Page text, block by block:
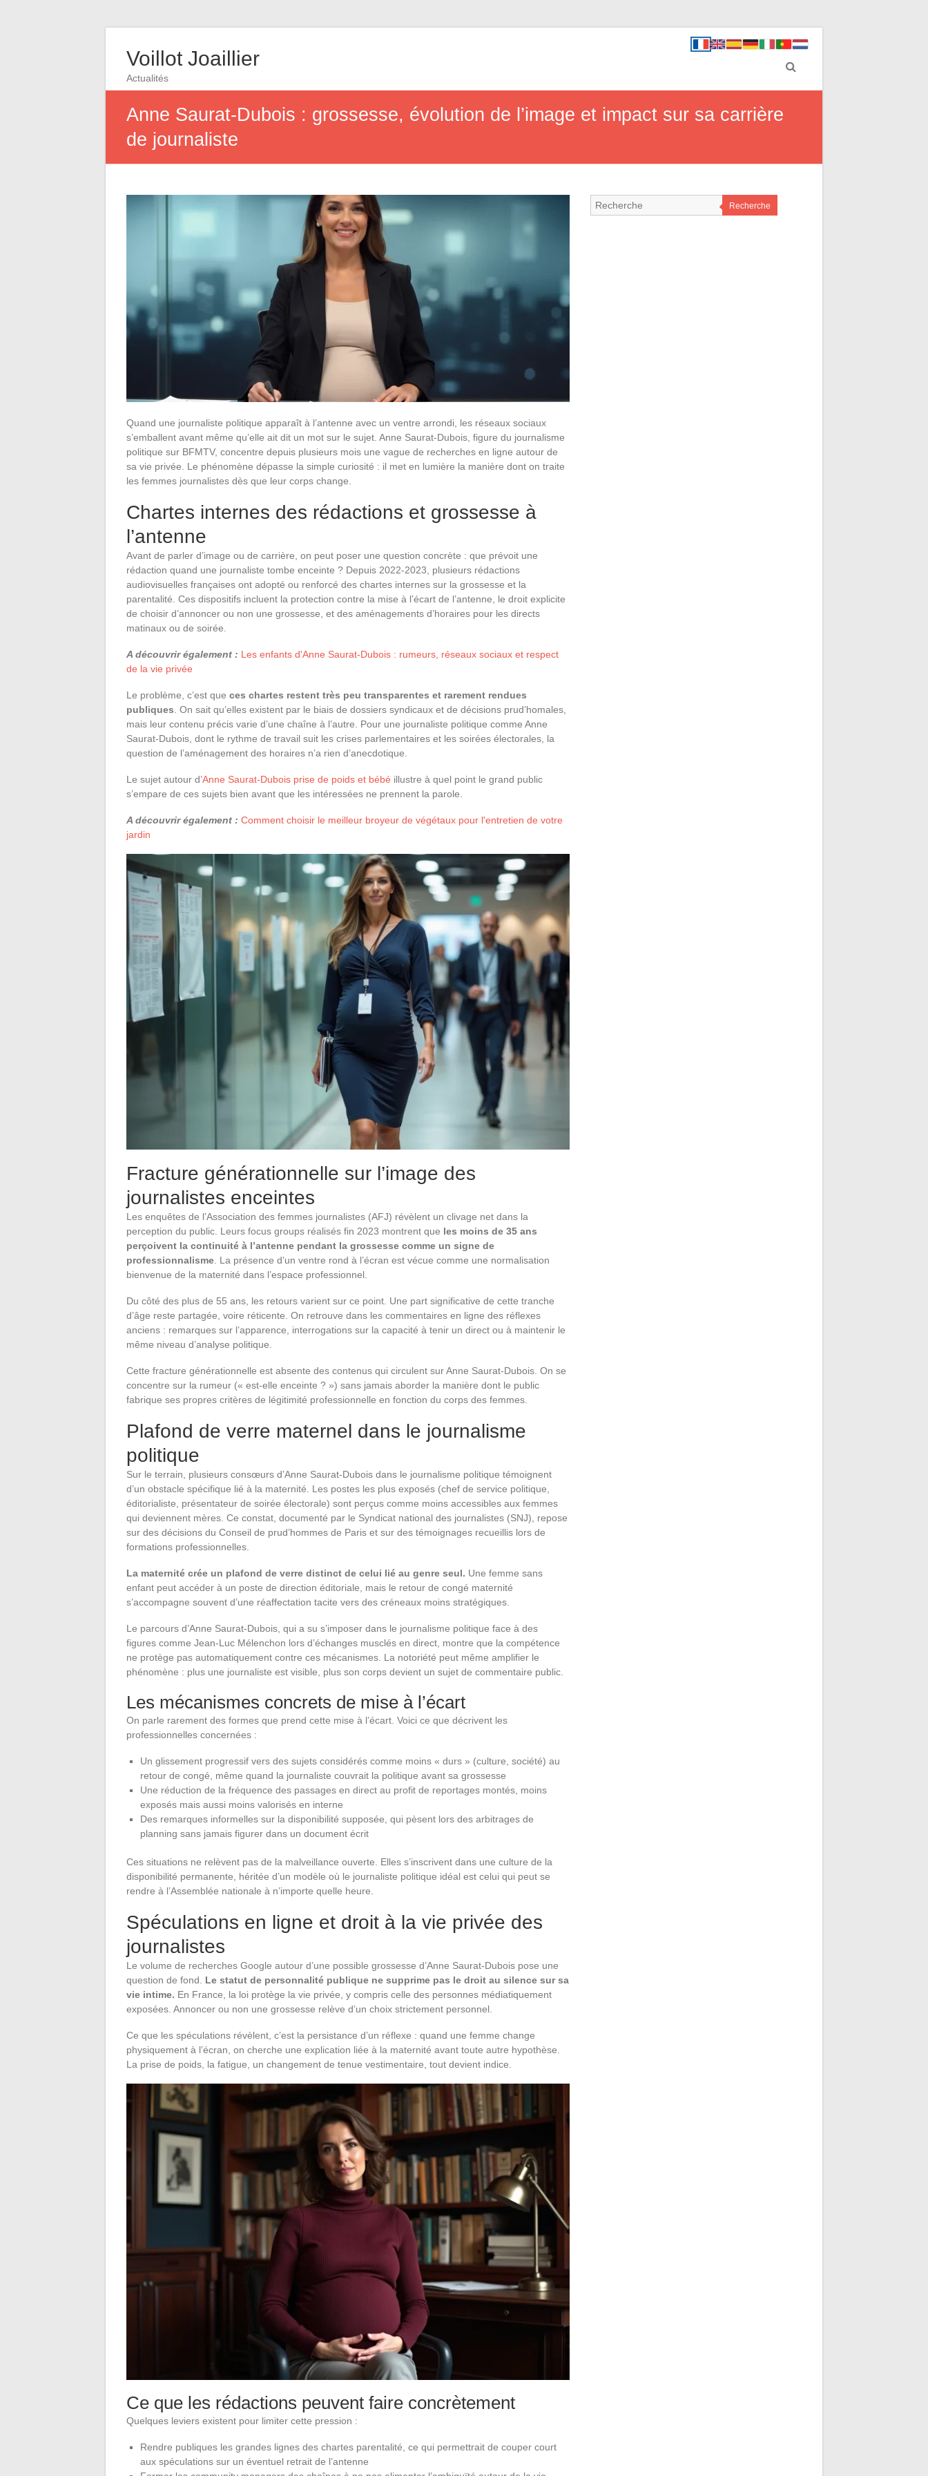
Voillot Joaillier
Actualités
Anne Saurat-Dubois : grossesse, évolution de l’image et impact sur sa carrière
de journaliste
Quand une journaliste politique apparaît à l’antenne avec un ventre arrondi, les réseaux sociaux
s’emballent avant même qu’elle ait dit un mot sur le sujet. Anne Saurat-Dubois, figure du journalisme
politique sur BFMTV, concentre depuis plusieurs mois une vague de recherches en ligne autour de
sa vie privée. Le phénomène dépasse la simple curiosité : il met en lumière la manière dont on traite
les femmes journalistes dès que leur corps change.
Chartes internes des rédactions et grossesse à
l’antenne
Avant de parler d’image ou de carrière, on peut poser une question concrète : que prévoit une
rédaction quand une journaliste tombe enceinte ? Depuis 2022-2023, plusieurs rédactions
audiovisuelles françaises ont adopté ou renforcé des chartes internes sur la grossesse et la
parentalité. Ces dispositifs incluent la protection contre la mise à l’écart de l’antenne, le droit explicite
de choisir d’annoncer ou non une grossesse, et des aménagements d’horaires pour les directs
matinaux ou de soirée.
A découvrir également : Les enfants d'Anne Saurat-Dubois : rumeurs, réseaux sociaux et respect
de la vie privée
Le problème, c’est que ces chartes restent très peu transparentes et rarement rendues
publiques . On sait qu’elles existent par le biais de dossiers syndicaux et de décisions prud’homales,
mais leur contenu précis varie d’une chaîne à l’autre. Pour une journaliste politique comme Anne
Saurat-Dubois, dont le rythme de travail suit les crises parlementaires et les soirées électorales, la
question de l’aménagement des horaires n’a rien d’anecdotique.
Le sujet autour d’Anne Saurat-Dubois prise de poids et bébé illustre à quel point le grand public
s’empare de ces sujets bien avant que les intéressées ne prennent la parole.
A découvrir également : Comment choisir le meilleur broyeur de végétaux pour l'entretien de votre
jardin
Fracture générationnelle sur l’image des
journalistes enceintes
Les enquêtes de l’Association des femmes journalistes (AFJ) révèlent un clivage net dans la
perception du public. Leurs focus groups réalisés fin 2023 montrent que les moins de 35 ans
perçoivent la continuité à l’antenne pendant la grossesse comme un signe de
professionnalisme. La présence d’un ventre rond à l’écran est vécue comme une normalisation
bienvenue de la maternité dans l’espace professionnel.
Du côté des plus de 55 ans, les retours varient sur ce point. Une part significative de cette tranche
d’âge reste partagée, voire réticente. On retrouve dans les commentaires en ligne des réflexes
anciens : remarques sur l’apparence, interrogations sur la capacité à tenir un direct ou à maintenir le
même niveau d’analyse politique.
Cette fracture générationnelle est absente des contenus qui circulent sur Anne Saurat-Dubois. On se
concentre sur la rumeur (« est-elle enceinte ? ») sans jamais aborder la manière dont le public
fabrique ses propres critères de légitimité professionnelle en fonction du corps des femmes.
Plafond de verre maternel dans le journalisme
politique
Sur le terrain, plusieurs consœurs d’Anne Saurat-Dubois dans le journalisme politique témoignent
d’un obstacle spécifique lié à la maternité. Les postes les plus exposés (chef de service politique,
éditorialiste, présentateur de soirée électorale) sont perçus comme moins accessibles aux femmes
qui deviennent mères. Ce constat, documenté par le Syndicat national des journalistes (SNJ), repose
sur des décisions du Conseil de prud’hommes de Paris et sur des témoignages recueillis lors de
formations professionnelles.
La maternité crée un plafond de verre distinct de celui lié au genre seul. Une femme sans
enfant peut accéder à un poste de direction éditoriale, mais le retour de congé maternité
s’accompagne souvent d’une réaffectation tacite vers des créneaux moins stratégiques.
Le parcours d’Anne Saurat-Dubois, qui a su s’imposer dans le journalisme politique face à des
figures comme Jean-Luc Mélenchon lors d’échanges musclés en direct, montre que la compétence
ne protège pas automatiquement contre ces mécanismes. La notoriété peut même amplifier le
phénomène : plus une journaliste est visible, plus son corps devient un sujet de commentaire public.
Les mécanismes concrets de mise à l’écart
On parle rarement des formes que prend cette mise à l’écart. Voici ce que décrivent les
professionnelles concernées :
Un glissement progressif vers des sujets considérés comme moins « durs » (culture, société) au
retour de congé, même quand la journaliste couvrait la politique avant sa grossesse
Une réduction de la fréquence des passages en direct au profit de reportages montés, moins
exposés mais aussi moins valorisés en interne
Des remarques informelles sur la disponibilité supposée, qui pèsent lors des arbitrages de
planning sans jamais figurer dans un document écrit
Ces situations ne relèvent pas de la malveillance ouverte. Elles s’inscrivent dans une culture de la
disponibilité permanente, héritée d’un modèle où le journaliste politique idéal est celui qui peut se
rendre à l’Assemblée nationale à n’importe quelle heure.
Spéculations en ligne et droit à la vie privée des
journalistes
Le volume de recherches Google autour d’une possible grossesse d’Anne Saurat-Dubois pose une
question de fond. Le statut de personnalité publique ne supprime pas le droit au silence sur sa
vie intime. En France, la loi protège la vie privée, y compris celle des personnes médiatiquement
exposées. Annoncer ou non une grossesse relève d’un choix strictement personnel.
Ce que les spéculations révèlent, c’est la persistance d’un réflexe : quand une femme change
physiquement à l’écran, on cherche une explication liée à la maternité avant toute autre hypothèse.
La prise de poids, la fatigue, un changement de tenue vestimentaire, tout devient indice.
Ce que les rédactions peuvent faire concrètement
Quelques leviers existent pour limiter cette pression :
Rendre publiques les grandes lignes des chartes parentalité, ce qui permettrait de couper court
aux spéculations sur un éventuel retrait de l’antenne
Recherche